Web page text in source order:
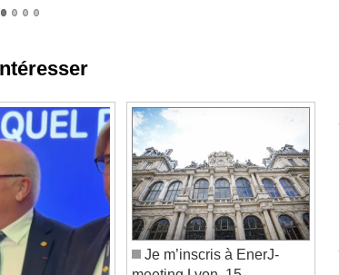
Je m’inscris à EnerJ-
meeting Lyon, 15